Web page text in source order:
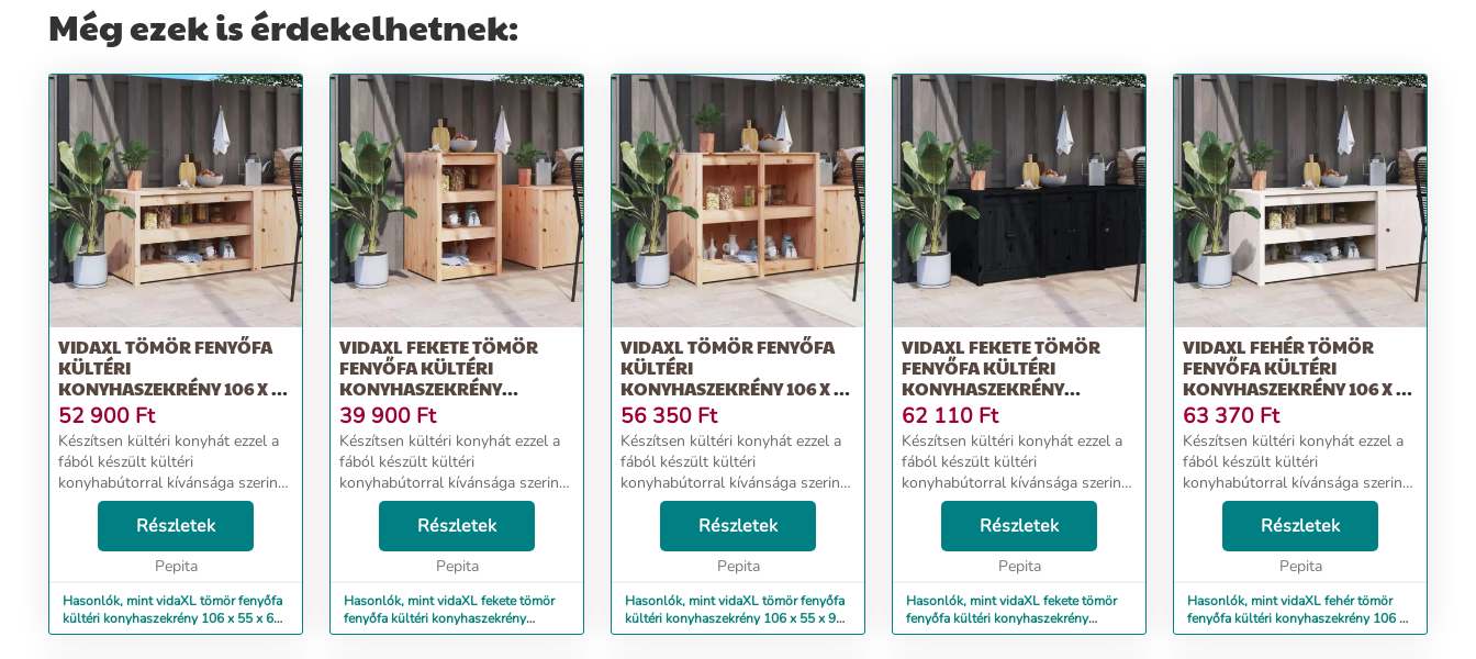
Még ezek is érdekelhetnek:
VIDAXL TÖMÖR FENYŐFA
KÜLTÉRI
KONYHASZEKRÉNY 106 X 55
X 64 CM
52 900 Ft
Készítsen kültéri konyhát ezzel a
fából készült kültéri
konyhabútorral kívánsága szerint,
és élvezze a kényelmet a kertben.
Tömör fenyőfa: A tömör fenyőfa
egy gyönyörű természetes anyag.
A fenyőfa ere...
Részletek
Pepita
Hasonlók, mint vidaXL tömör fenyőfa
kültéri konyhaszekrény 106 x 55 x 64
cm
VIDAXL FEKETE TÖMÖR
FENYŐFA KÜLTÉRI
KONYHASZEKRÉNY
55X55X92 CM
39 900 Ft
Készítsen kültéri konyhát ezzel a
fából készült kültéri
konyhabútorral kívánsága szerint,
és élvezze a kényelmet a kertben.
Tömör fenyőfa: A tömör fenyőfa
egy gyönyörű természetes anyag.
A fenyőfa ere...
Részletek
Pepita
Hasonlók, mint vidaXL fekete tömör
fenyőfa kültéri konyhaszekrény
55x55x92 cm
VIDAXL TÖMÖR FENYŐFA
KÜLTÉRI
KONYHASZEKRÉNY 106 X 55
X 92 CM
56 350 Ft
Készítsen kültéri konyhát ezzel a
fából készült kültéri
konyhabútorral kívánsága szerint,
és élvezze a kényelmet a kertben.
Tömör fenyőfa: A tömör fenyőfa
egy gyönyörű természetes anyag.
A fenyőfa ere...
Részletek
Pepita
Hasonlók, mint vidaXL tömör fenyőfa
kültéri konyhaszekrény 106 x 55 x 92
cm
VIDAXL FEKETE TÖMÖR
FENYŐFA KÜLTÉRI
KONYHASZEKRÉNY
106X55X64 CM
62 110 Ft
Készítsen kültéri konyhát ezzel a
fából készült kültéri
konyhabútorral kívánsága szerint,
és élvezze a kényelmet a kertben.
Tömör fenyőfa: A tömör fenyőfa
egy gyönyörű természetes anyag.
A fenyőfa ere...
Részletek
Pepita
Hasonlók, mint vidaXL fekete tömör
fenyőfa kültéri konyhaszekrény
106x55x64 cm
VIDAXL FEHÉR TÖMÖR
FENYŐFA KÜLTÉRI
KONYHASZEKRÉNY 106 X 55
X 64 CM
63 370 Ft
Készítsen kültéri konyhát ezzel a
fából készült kültéri
konyhabútorral kívánsága szerint,
és élvezze a kényelmet a kertben.
Tömör fenyőfa: A tömör fenyőfa
egy gyönyörű természetes anyag.
A fenyőfa ere...
Részletek
Pepita
Hasonlók, mint vidaXL fehér tömör
fenyőfa kültéri konyhaszekrény 106 x
55 x 64 cm